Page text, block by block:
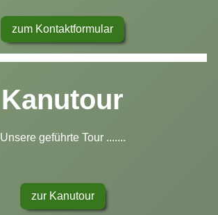
zum Kontaktformular
Kanutour
Unsere geführte Tour .......
zur Kanutour